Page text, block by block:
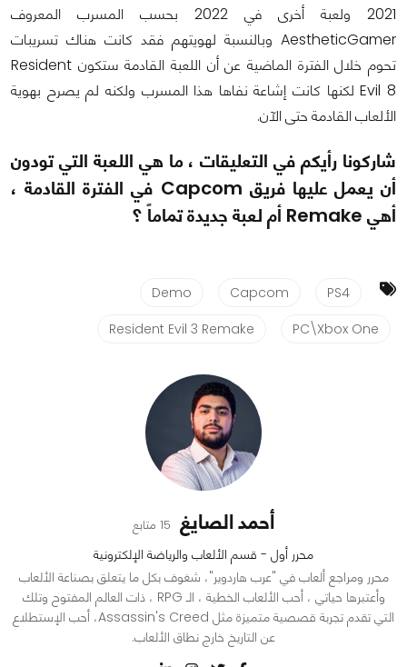
2021 ولعبة أخرى في 2022 بحسب المسرب المعروف
AestheticGamer وبالنسبة لهويتهم فقد كانت هناك تسريبات
تحوم خلال الفترة الماضية عن أن اللعبة القادمة ستكون Resident
Evil 8 لكنها كانت إشاعة نفاها هذا المسرب ولكنه لم يصرح بهوية
الألعاب القادمة حتى الآن.
شاركونا رأيكم في التعليقات ، ما هي اللعبة التي تودون
أن يعمل عليها فريق Capcom في الفترة القادمة ،
أهي Remake أم لعبة جديدة تماماً ؟
PS4
Capcom
Demo
PC\Xbox One
Resident Evil 3 Remake
أحمد الصايغ 15 متابع
محرر أول - قسم الألعاب والرياضة الإلكترونية
محرر ومراجع ألعاب في "عرب هاردوير"، شغوف بكل ما يتعلق بصناعة الألعاب
وأعتبرها حياتي ، أحب الألعاب الخطية ، الـ RPG ، ذات العالم المفتوح وتلك
التي تقدم تجربة قصصية متميزة مثل Assassin's Creed، أحب الإستطلاع
عن التاريخ خارج نطاق الألعاب.